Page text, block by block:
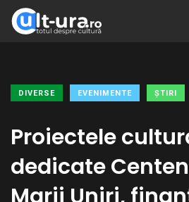
DIVERSE EVENIMENTE ŞTIRI
Proiectele
dedicate